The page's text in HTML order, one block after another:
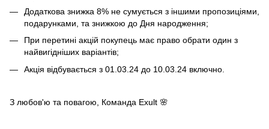
Додаткова знижка 8% не сумується з іншими пропозиціями,
подарунками, та знижкою до Дня народження;
При перетині акцій покупець має право обрати один з
найвигідніших варіантів;
Акція відбувається з 01.03.24 до 10.03.24 включно.
З любов'ю та повагою, Команда Exult 🌸